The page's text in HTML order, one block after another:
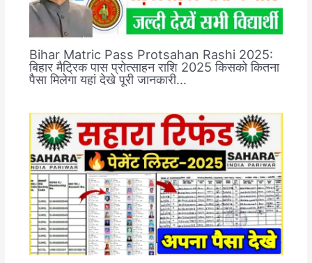
Bihar Matric Pass Protsahan Rashi 2025:
बिहार मैट्रिक पास प्रोत्साहन राशि 2025 किसको कितना
पैसा मिलेगा यहां देखे पूरी जानकारी…